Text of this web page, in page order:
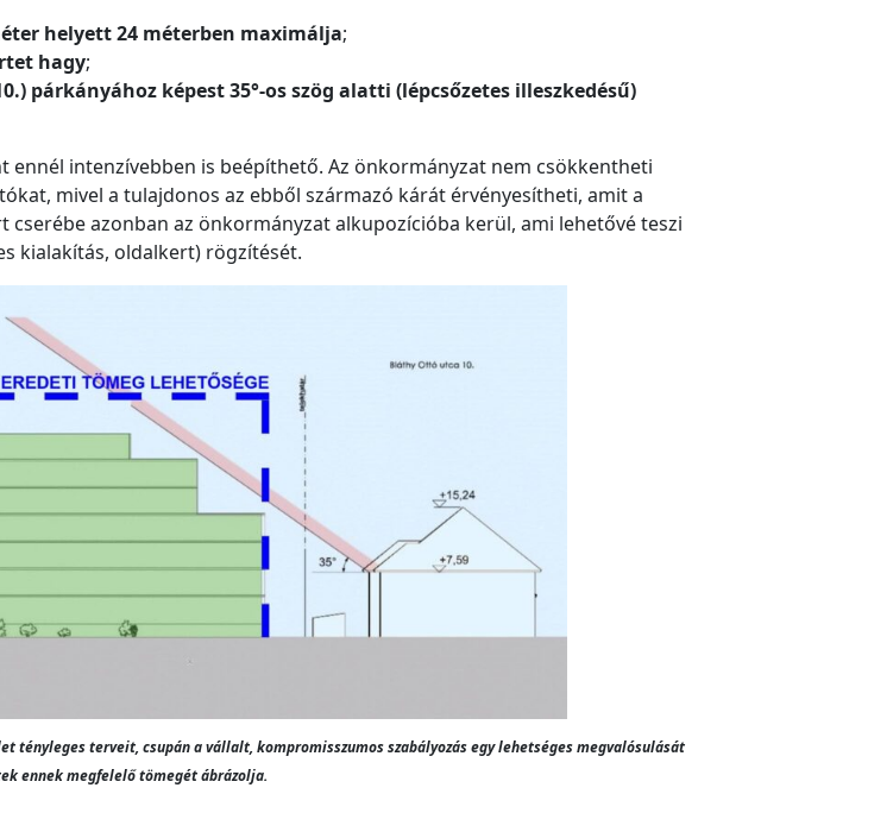
helyett 24 méterben maximálja;
hagy;
párkányához képest 35°-os szög alatti (lépcsőzetes illeszkedésű)
ennél intenzívebben is beépíthető. Az önkormányzat nem csökkentheti
mivel a tulajdonos az ebből származó kárát érvényesítheti, amit a
azonban az önkormányzat alkupozícióba kerül, ami lehetővé teszi
kialakítás, oldalkert) rögzítését.
tényleges terveit, csupán a vállalt, kompromisszumos szabályozás egy lehetséges megvalósulását
ennek megfelelő tömegét ábrázolja.